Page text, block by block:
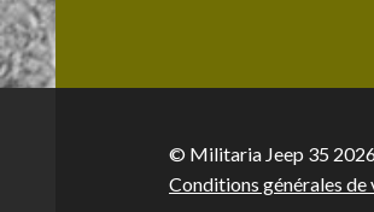
© Militaria Jeep 35
Conditions générales de